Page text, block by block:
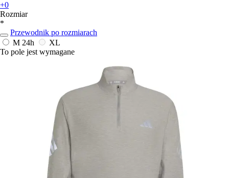
+0
Rozmiar
*
Przewodnik po rozmiarach
M 24h
XL
To pole jest wymagane